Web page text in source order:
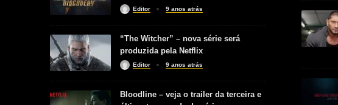
Editor 9 anos atrás
“The Witcher” – nova série será
produzida pela Netflix
Editor 9 anos atrás
Bloodline – veja o trailer da terceira e